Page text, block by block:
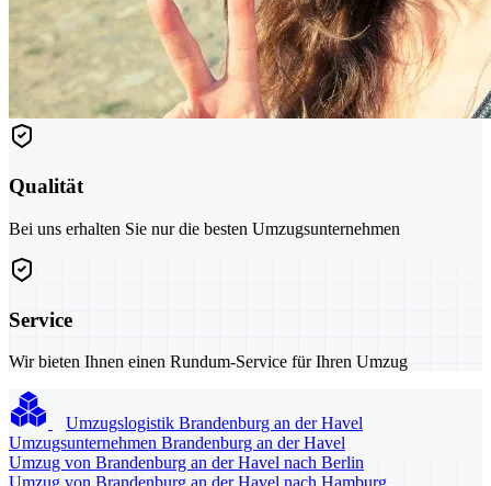
Qualität
Bei uns erhalten Sie nur die besten Umzugsunternehmen
Service
Wir bieten Ihnen einen Rundum-Service für Ihren Umzug
Umzugslogistik Brandenburg an der Havel
Umzugsunternehmen Brandenburg an der Havel
Umzug von Brandenburg an der Havel nach Berlin